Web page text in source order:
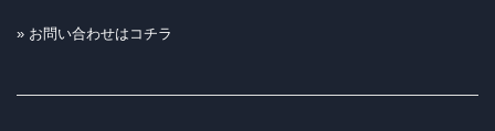
» お問い合わせはコチラ